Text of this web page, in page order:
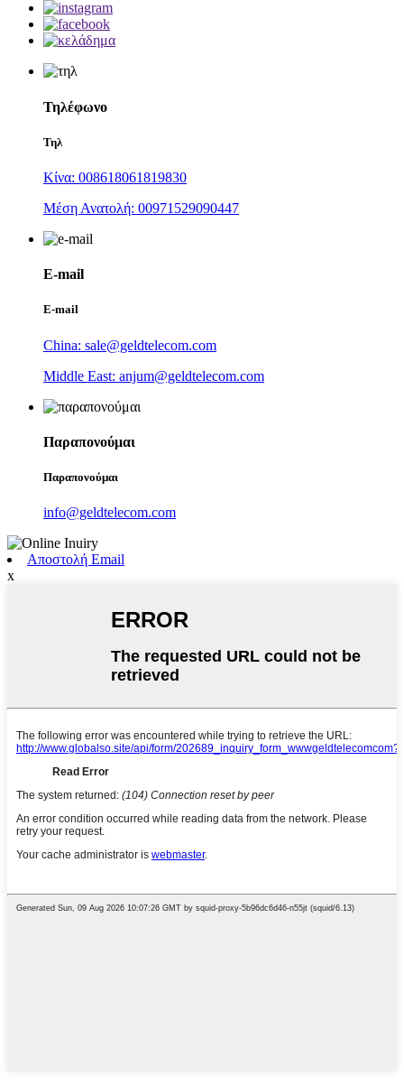
Τηλέφωνο
Τηλ
Κίνα: 008618061819830
Μέση Ανατολή: 00971529090447
E-mail
E-mail
China: sale@geldtelecom.com
Middle East: anjum@geldtelecom.com
Παραπονούμαι
Παραπονούμαι
info@geldtelecom.com
Αποστολή Email
x